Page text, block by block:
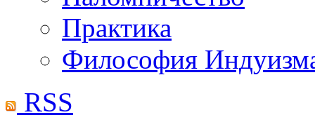
Практика
Философия
RSS